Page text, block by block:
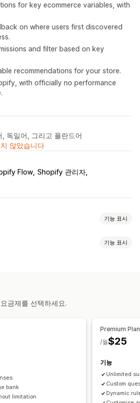
for key ecommerce variables, with
on where users first discovered
and filter based on key
recommendations for your store.
with officially no performance
독일어, 그리고 폴란드어
않았습니다
Flow Shopify 관리자
기능 표시
기능 표시
금제를 선택하세요.
bank
limitation
Premium Plan
$25
/월
기능
Unlimited
Custom
Dynamic